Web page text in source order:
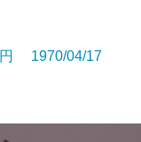
1970/04/17